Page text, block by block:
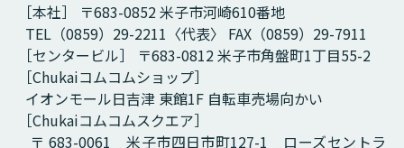
［本社］ 〒683-0852 米子市河崎610番地
TEL（0859）29-2211〈代表〉 FAX（0859）29-7911
［センタービル］ 〒683-0812 米子市角盤町1丁目55-2
［Chukaiコムコムショップ］
イオンモール日吉津 東館1F 自転車売場向かい
［Chukaiコムコムスクエア］
〒 683-0061 米子市四日市町127-1 ローズセントラ